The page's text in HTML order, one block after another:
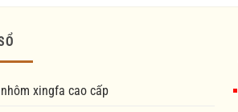
xingfa cao cấp